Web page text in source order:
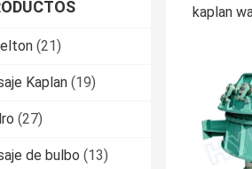
(21)
Kaplan (19)
(27)
de bulbo (13)
kaplan